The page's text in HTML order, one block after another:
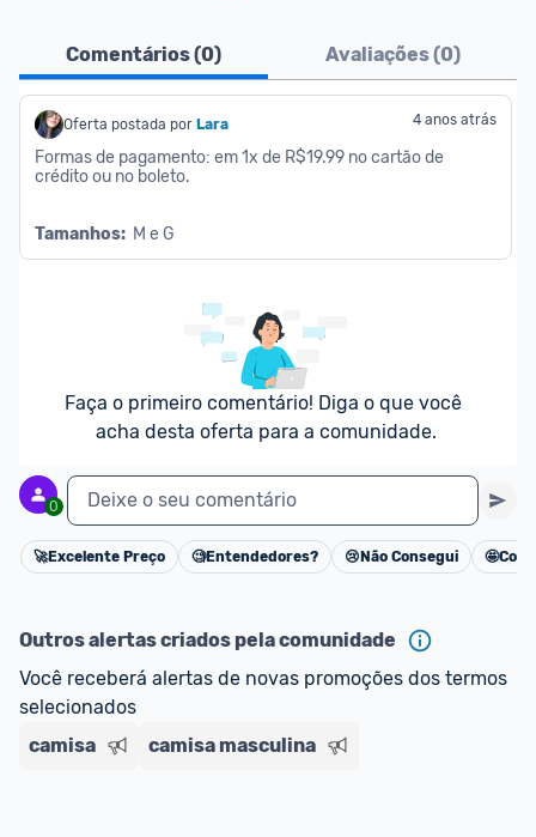
Comentários (0) Avaliações (0)
Oferta postada por Lara 4 anos atrás
Formas de pagamento: em 1x de R$19.99 no cartão de
crédito ou no boleto.
Tamanhos: M e G
Faça o primeiro comentário! Diga o que você
acha desta oferta para a comunidade.
0 Deixe o seu comentário
Cancelar
🚀Excelente Preço 🧐Entendedores? 😢 Não Consegui 🤩
Outros alertas criados pela comunidade
Você receberá alertas de novas promoções dos termos
selecionados
camisa
camisa masculina